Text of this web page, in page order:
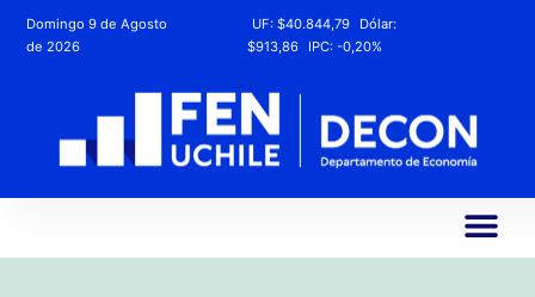
Domingo 9 de Agosto
de 2026
UF:$40.844,79
Dólar:
$913,86
IPC:-0,20%